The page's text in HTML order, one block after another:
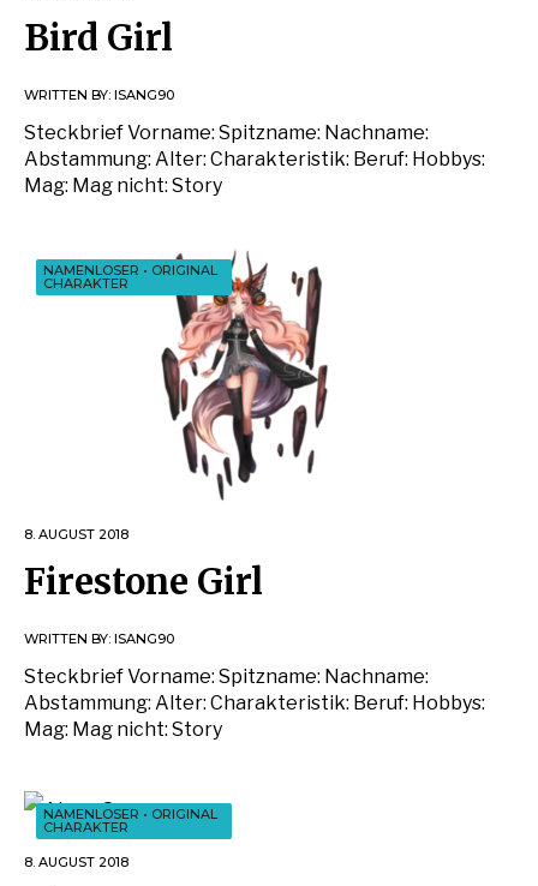
Bird Girl
WRITTEN BY: ISANG90
Steckbrief Vorname: Spitzname: Nachname:
Abstammung: Alter: Charakteristik: Beruf: Hobbys:
Mag: Mag nicht: Story
NAMENLOSER • ORIGINAL
CHARAKTER
8. AUGUST 2018
Firestone Girl
WRITTEN BY: ISANG90
Steckbrief Vorname: Spitzname: Nachname:
Abstammung: Alter: Charakteristik: Beruf: Hobbys:
Mag: Mag nicht: Story
NAMENLOSER • ORIGINAL
CHARAKTER
8. AUGUST 2018